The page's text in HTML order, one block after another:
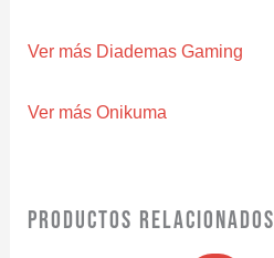
Ver más Diademas Gaming
Ver más Onikuma
Productos relacionados